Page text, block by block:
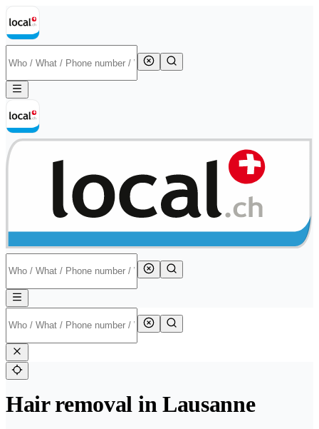
Hair removal in Lausanne